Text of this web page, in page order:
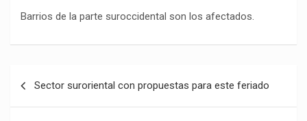
Barrios de la parte suroccidental son los afectados.
Sector suroriental con propuestas para este feriado